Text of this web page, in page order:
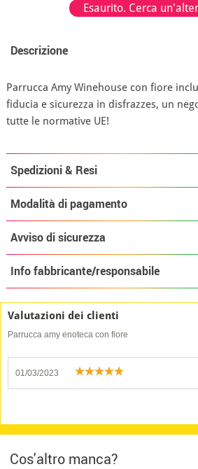
Esaurito. Cerca
Descrizione
Parrucca Amy Winehouse con fiore
fiducia e sicurezza in disfrazzes, un
tutte le normative UE!
Spedizioni & Resi
Modalità di pagamento
Avviso di sicurezza
Info fabbricante/responsabile
Valutazioni dei clienti
Parrucca amy enoteca con fiore
01/03/2023
Cos'altro manca?